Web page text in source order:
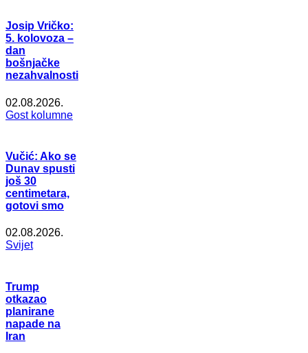
Josip Vričko:
5. kolovoza –
dan
bošnjačke
nezahvalnosti
02.08.2026.
Gost kolumne
Vučić: Ako se
Dunav spusti
još 30
centimetara,
gotovi smo
02.08.2026.
Svijet
Trump
otkazao
planirane
napade na
Iran